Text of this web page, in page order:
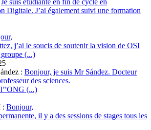
Digitale. J’ai également suivi une formation
j’ai le soucis de soutenir la vision de OSI
(...)
: Bonjour, je suis Mr Sández. Docteur
des sciences.
(...)
: Bonjour,
il y a des sessions de stages tous les